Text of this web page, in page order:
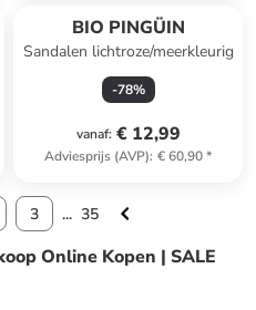
BIO PINGÜIN
Sandalen lichtroze/meerkleurig
-78%
vanaf: € 12,99
Adviesprijs (AVP): € 60,90*
3 ... 35
Online Kopen | SALE